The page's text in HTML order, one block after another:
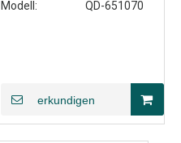
Modell: QD-651070
erkundigen